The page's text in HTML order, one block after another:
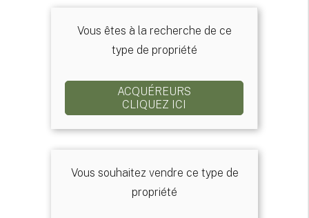
Vous êtes à la recherche de ce
type de propriété
ACQUÉREURS
CLIQUEZ ICI
Vous souhaitez vendre ce type de
propriété